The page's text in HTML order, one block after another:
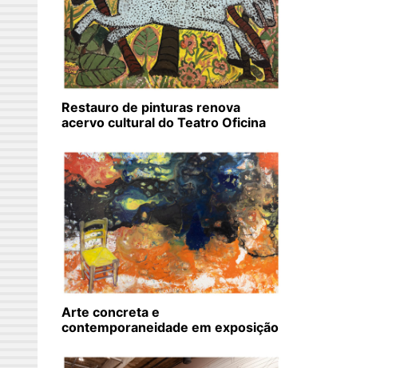
Restauro de pinturas renova
acervo cultural do Teatro Oficina
Arte concreta e
contemporaneidade em exposição